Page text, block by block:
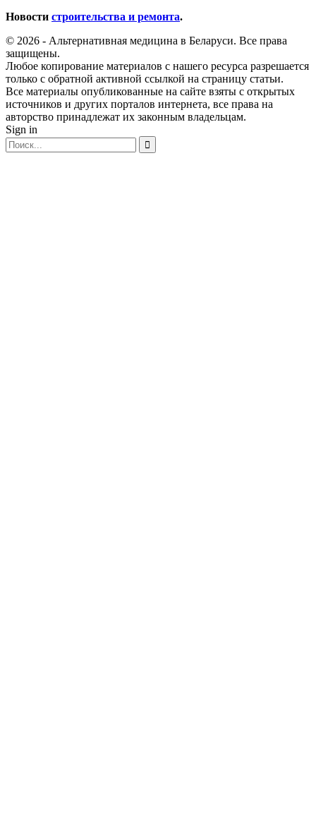
Новости строительства и ремонта.
© 2026 - Альтернативная медицина в Беларуси. Все права
защищены.
Любое копирование материалов с нашего ресурса разрешается
только с обратной активной ссылкой на страницу статьи.
Все материалы опубликованные на сайте взяты с открытых
источников и других порталов интернета, все права на
авторство принадлежат их законным владельцам.
Sign in